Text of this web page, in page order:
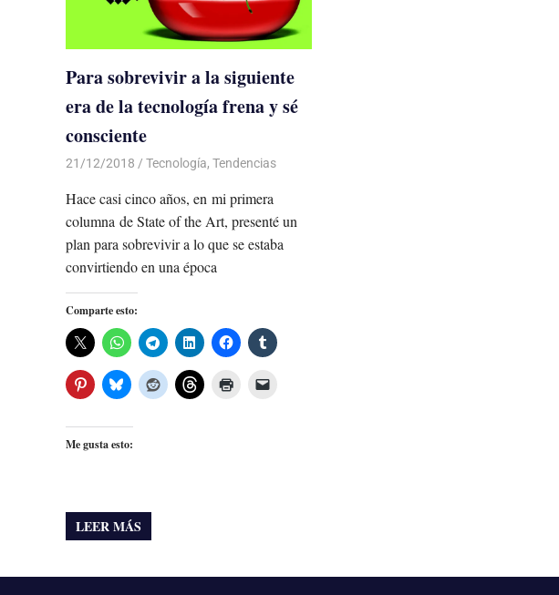
Para sobrevivir a la siguiente
era de la tecnología frena y sé
consciente
21/12/2018 De todo un Poco
Tecnología, Tendencias
Hace casi cinco años, en mi primera
columna de State of the Art, presenté un
plan para sobrevivir a lo que se estaba
convirtiendo en una época
Comparte esto:
Me gusta esto:
LEER MÁS